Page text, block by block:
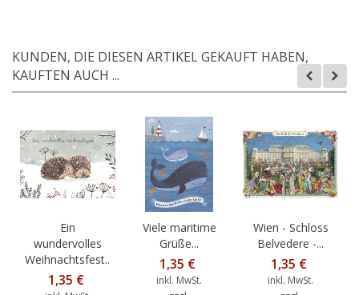
KUNDEN, DIE DIESEN ARTIKEL GEKAUFT HABEN,
KAUFTEN AUCH ...
Ein
wundervolles
Weihnachtsfest...
1,35 €
Viele maritime
Grüße...
1,35 €
inkl. MwSt.
Wien - Schloss
Belvedere -...
1,35 €
inkl. MwSt.